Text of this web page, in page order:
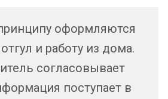
оформляются
и работу из дома.
согласовывает
поступает в